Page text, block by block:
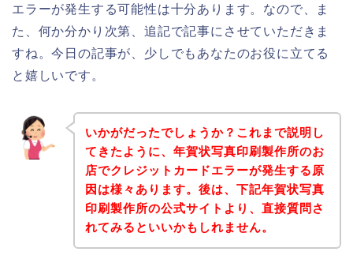
エラーが発生する可能性は十分あります。なので、ま
た、何か分かり次第、追記で記事にさせていただきま
すね。今日の記事が、少しでもあなたのお役に立てる
と嬉しいです。
いかがだったでしょうか？これまで説明し
てきたように、年賀状写真印刷製作所のお
店でクレジットカードエラーが発生する原
因は様々あります。後は、下記年賀状写真
印刷製作所の公式サイトより、直接質問さ
れてみるといいかもしれません。